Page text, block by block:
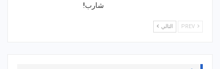
شارب!
التالي